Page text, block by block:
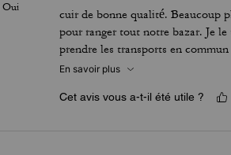
Oui
cuir de bonne qualité. Beaucoup
pour ranger tout notre bazar. Je
prendre les transports en commun
En savoir plus
Cet avis vous a-t-il été utile ?